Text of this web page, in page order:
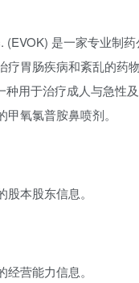
(EVOK) 是一家专业制
疗胃肠疾病和紊乱的药
种用于治疗成人与急性
氧氯普胺鼻喷剂。
本股东信息。
营能力信息。